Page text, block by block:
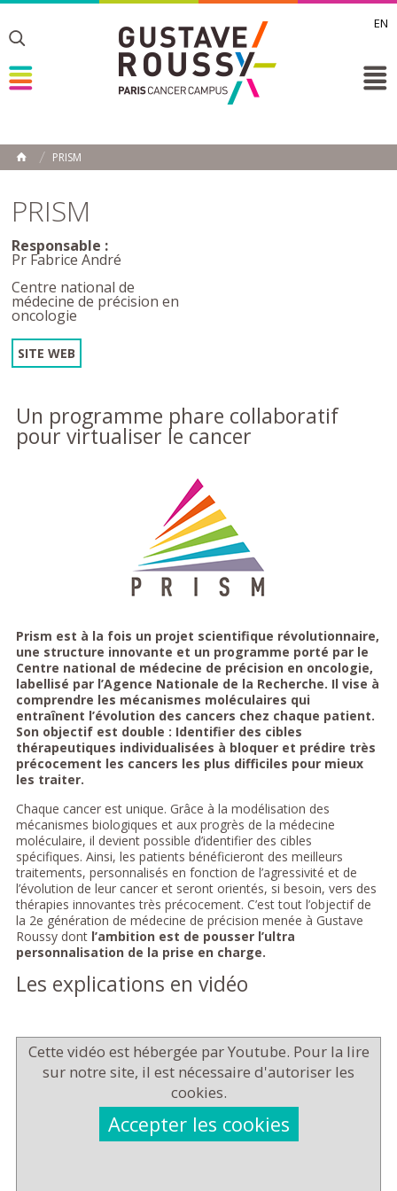
EN
Toggle
Toggle
ACCUEIL
PRISM
PRISM
Responsable :
Pr Fabrice André
Centre national de
médecine de précision en
oncologie
SITE WEB
Un programme phare collaboratif
pour virtualiser le cancer
Prism est à la fois un projet scientifique révolutionnaire,
une structure innovante et un programme porté par le
Centre national de médecine de précision en oncologie,
labellisé par l’Agence Nationale de la Recherche. Il vise à
comprendre les mécanismes moléculaires qui
entraînent l’évolution des cancers chez chaque patient.
Son objectif est double : Identifier des cibles
thérapeutiques individualisées à bloquer et prédire très
précocement les cancers les plus difficiles pour mieux
les traiter.
Chaque cancer est unique. Grâce à la modélisation des
mécanismes biologiques et aux progrès de la médecine
moléculaire, il devient possible d’identifier des cibles
spécifiques. Ainsi, les patients bénéficieront des meilleurs
traitements, personnalisés en fonction de l’agressivité et de
l’évolution de leur cancer et seront orientés, si besoin, vers des
thérapies innovantes très précocement. C’est tout l’objectif de
la 2e génération de médecine de précision menée à Gustave
Roussy dont l’ambition est de pousser l’ultra
personnalisation de la prise en charge.
Les explications en vidéo
Cette vidéo est hébergée par Youtube. Pour la lire
sur notre site, il est nécessaire d'autoriser les
cookies.
Accepter les cookies